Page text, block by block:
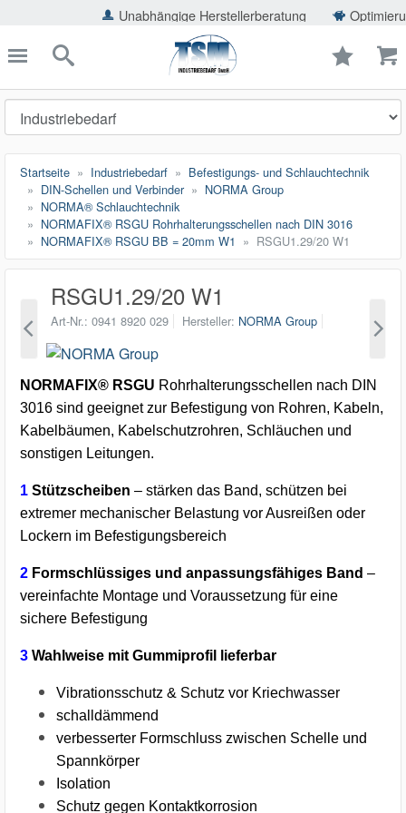
Unabhängige Herstellerberatung Optimierung
schließen
Suche
Startseite Industriebedarf
Befestigungs- und Schlauchtechnik
DIN-Schellen und Verbinder
NORMA Group
NORMA® Schlauchtechnik
NORMAFIX® RSGU Rohrhalterungsschellen nach DIN 3016
NORMAFIX® RSGU BB = 20mm W1
RSGU1.29/20 W1
RSGU1.29/20 W1
Art-Nr. 0941 8920 029 Hersteller NORMA Group
NORMAFIX® RSGU Rohrhalterungsschellen nach DIN
3016 sind geeignet zur Befestigung von Rohren, Kabeln,
Kabelbäumen, Kabelschutzrohren, Schläuchen und
sonstigen Leitungen.
1 Stützscheiben – stärken das Band, schützen bei
extremer mechanischer Belastung vor Ausreißen oder
Lockern im Befestigungsbereich
2 Formschlüssiges und anpassungsfähiges Band –
vereinfachte Montage und Voraussetzung für eine
sichere Befestigung
3 Wahlweise mit Gummiprofil lieferbar
Vibrationsschutz & Schutz vor Kriechwasser
schalldämmend
verbesserter Formschluss zwischen Schelle und
Spannkörper
Isolation
Schutz gegen Kontaktkorrosion